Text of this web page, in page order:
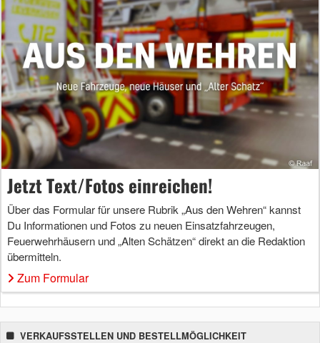
Jetzt Text/Fotos einreichen!
Über das Formular für unsere Rubrik „Aus den Wehren“ kannst
Du Informationen und Fotos zu neuen Einsatzfahrzeugen,
Feuerwehrhäusern und „Alten Schätzen“ direkt an die Redaktion
übermitteln.
Zum Formular
VERKAUFSSTELLEN UND BESTELLMÖGLICHKEIT